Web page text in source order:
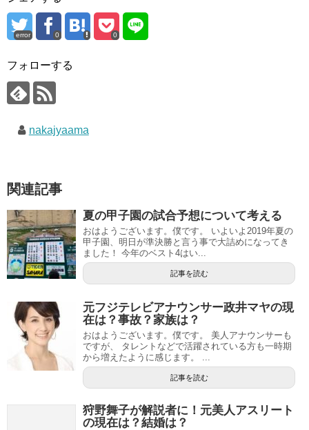
error 0 0
フォローする
nakajyaama
関連記事
夏の甲子園の試合予想について考える
おはようございます。僕です。 いよいよ2019年夏の
甲子園、明日が準決勝と言う事で大詰めになってき
ました！ 今年のベスト4はい...
記事を読む
元フジテレビアナウンサー政井マヤの現
在は？事故？家族は？
おはようございます。僕です。 美人アナウンサーも
ですが、 タレントなどで活躍されている方も一時期
から増えたように感じます。 ...
記事を読む
狩野舞子が解説者に！元美人アスリート
の現在は？結婚は？